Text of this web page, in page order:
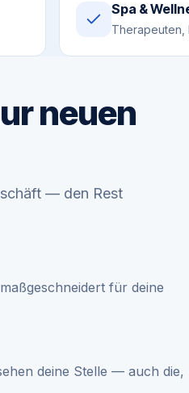
Spa &
Therapeuten,
neuen
— den Rest
für deine
deine Stelle — auch die,